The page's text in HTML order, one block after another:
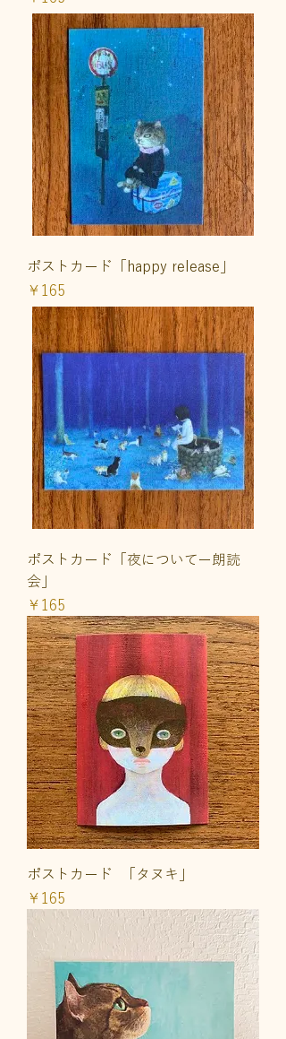
ポストカード「happy release」
価格
￥165
ポストカード「夜についてー朗読
会」
価格
￥165
ポストカード 「タヌキ」
価格
￥165